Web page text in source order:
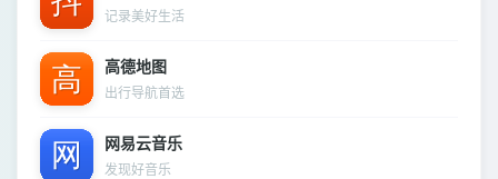
记录美好生活
高德地图
出行导航首选
网易云音乐
发现好音乐